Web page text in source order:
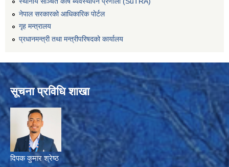
नेपाल सरकारको आधिकारिक पोर्टल
गृह मन्त्रालय
प्रधानमन्त्री तथा मन्त्रीपरिषदको कार्यालय
सूचना प्रविधि शाखा
दिपक कुमार श्रेष्ठ